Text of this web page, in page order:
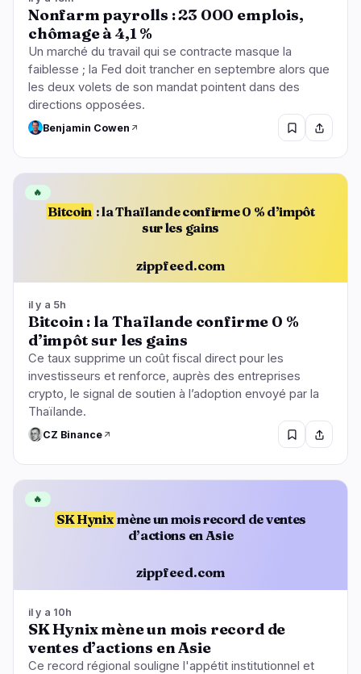
Nonfarm payrolls : 23 000 emplois,
chômage à 4,1 %
Un marché du travail qui se contracte masque la
faiblesse ; la Fed doit trancher en septembre alors que
les deux volets de son mandat pointent dans des
directions opposées.
Benjamin Cowen
Bitcoin : la Thaïlande confirme 0 % d’impôt
sur les gains
zippfeed.com
🔥
il y a 5h
Bitcoin : la Thaïlande confirme 0 %
d’impôt sur les gains
Ce taux supprime un coût fiscal direct pour les
investisseurs et renforce, auprès des entreprises
crypto, le signal de soutien à l’adoption envoyé par la
Thaïlande.
CZ Binance
SK Hynix mène un mois record de ventes
d’actions en Asie
zippfeed.com
🔥
il y a 10h
SK Hynix mène un mois record de
ventes d’actions en Asie
Ce record régional souligne l'appétit institutionnel et